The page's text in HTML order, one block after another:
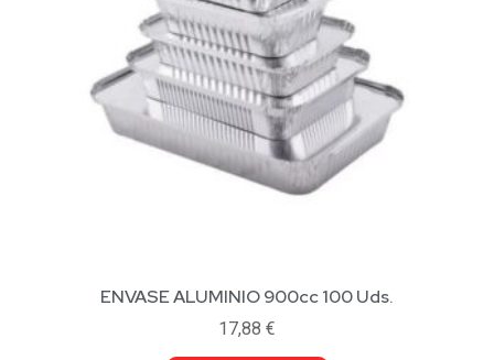
ENVASE ALUMINIO 900cc 100 Uds.
17,88 €